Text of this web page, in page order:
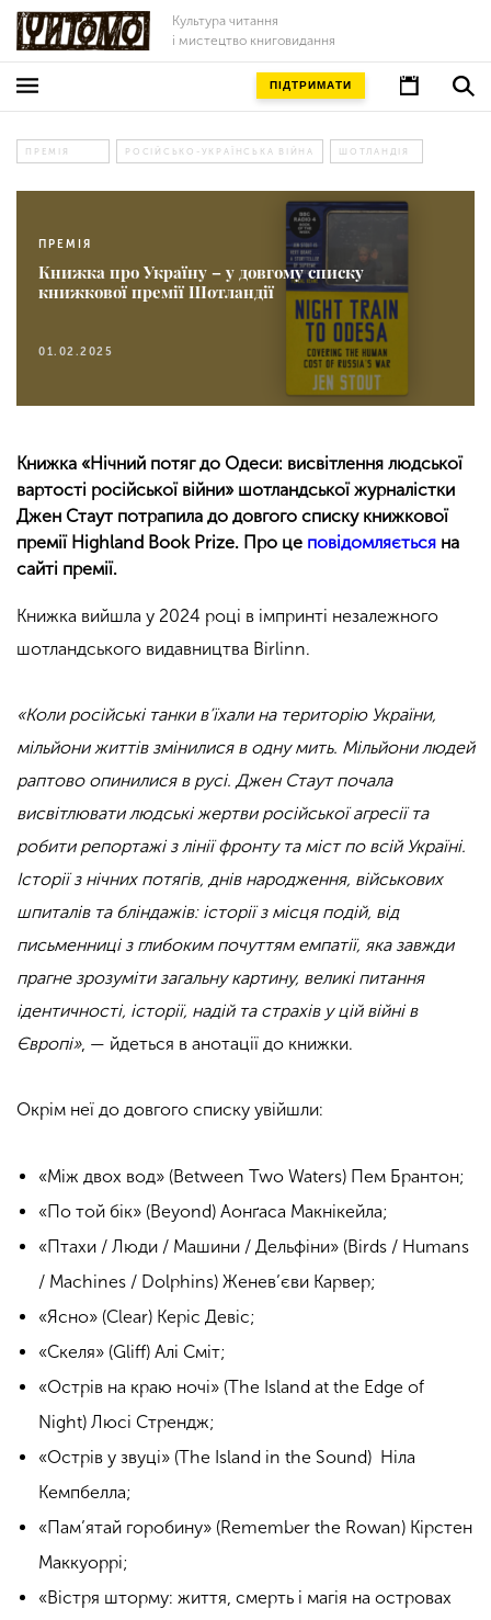
Культура читання
і мистецтво книговидання
ПІДТРИМАТИ
ПРЕМІЯ РОСІЙСЬКО-УКРАЇНСЬКА ВІЙНА ШОТЛАНДІЯ
ПРЕМІЯ
Книжка про Україну – у довгому списку
книжкової премії Шотландії
01.02.2025
Книжка «Нічний потяг до Одеси: висвітлення людської
вартості російської війни» шотландської журналістки
Джен Стаут потрапила до довгого списку книжкової
премії Highland Book Prize. Про це повідомляється на
сайті премії.
Книжка вийшла у 2024 році в імпринті незалежного
шотландського видавництва Birlinn.
«Коли російські танки в’їхали на територію України,
мільйони життів змінилися в одну мить. Мільйони людей
раптово опинилися в русі. Джен Стаут почала
висвітлювати людські жертви російської агресії та
робити репортажі з лінії фронту та міст по всій Україні.
Історії з нічних потягів, днів народження, військових
шпиталів та бліндажів: історії з місця подій, від
письменниці з глибоким почуттям емпатії, яка завжди
прагне зрозуміти загальну картину, великі питання
ідентичності, історії, надій та страхів у цій війні в
Європі», — йдеться в анотації до книжки.
Окрім неї до довгого списку увійшли:
«Між двох вод» (Between Two Waters) Пем Брантон;
«По той бік» (Beyond) Аонґаса Макнікейла;
«Птахи / Люди / Машини / Дельфіни» (Birds / Humans
/ Machines / Dolphins) Женев’єви Карвер;
«Ясно» (Clear) Керіс Девіс;
«Скеля» (Gliff) Алі Сміт;
«Острів на краю ночі» (The Island at the Edge of
Night) Люсі Стрендж;
«Острів у звуці» (The Island in the Sound) Ніла
Кемпбелла;
«Пам’ятай горобину» (Remember the Rowan) Кірстен
Маккуоррі;
«Вістря шторму: життя, смерть і магія на островах